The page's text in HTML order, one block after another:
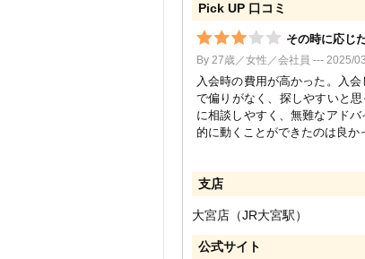
Pick UP 口コミ
その時に応じ
By 27歳／女性／会社員 --- 2025/
入会時の費用が高かった。入
で偏りがなく、探しやすいと
に相談しやすく、無難なアド
的に動くことができたのは良か
支店
大宮店（JR大宮駅）
公式サイト